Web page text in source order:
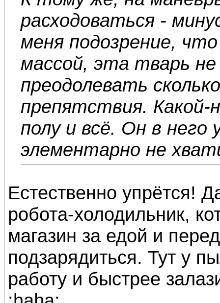
расходоваться -
меня подозрение,
массой, эта тварь
преодолевать
препятствия. Какой-
полу и всё. Он в
элементарно не
Естественно упрётся!
робота-холодильник,
магазин за едой и
подзарядиться. Тут у
работу и быстрее